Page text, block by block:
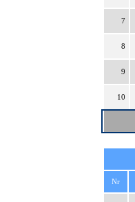
7
8
9
10
Nr